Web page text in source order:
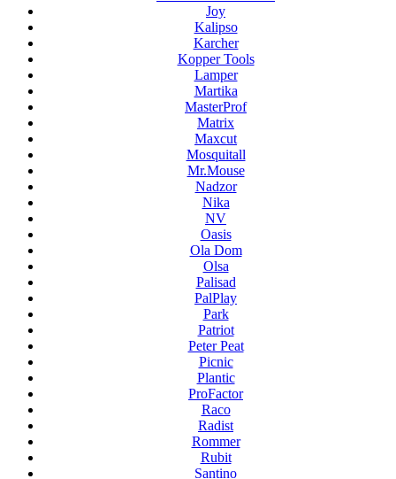
Joy
Kalipso
Karcher
Kopper Tools
Lamper
Martika
MasterProf
Matrix
Maxcut
Mosquitall
Mr.Mouse
Nadzor
Nika
NV
Oasis
Ola Dom
Olsa
Palisad
PalPlay
Park
Patriot
Peter Peat
Picnic
Plantic
ProFactor
Raco
Radist
Rommer
Rubit
Santino